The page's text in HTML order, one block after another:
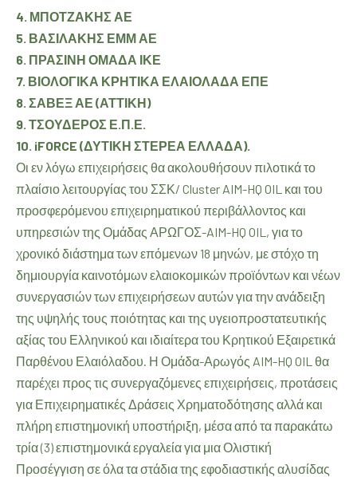
4. ΜΠΟΤΖΑΚΗΣ ΑΕ
5. ΒΑΣΙΛΑΚΗΣ ΕΜΜ ΑΕ
6. ΠΡΑΣΙΝΗ ΟΜΑΔΑ ΙΚΕ
7. ΒΙΟΛΟΓΙΚΑ ΚΡΗΤΙΚΑ ΕΛΑΙΟΛΑΔΑ ΕΠΕ
8. ΣΑΒΕΞ ΑΕ (ΑΤΤΙΚΗ)
9. ΤΣΟΥΔΕΡΟΣ Ε.Π.Ε.
10. iFORCE (ΔΥΤΙΚΗ ΣΤΕΡΕΑ ΕΛΛΑΔΑ).
Οι εν λόγω επιχειρήσεις θα ακολουθήσουν πιλοτικά το
πλαίσιο λειτουργίας του ΣΣΚ/ Cluster AIM-HQ OIL και του
προσφερόμενου επιχειρηματικού περιβάλλοντος και
υπηρεσιών της Ομάδας ΑΡΩΓΟΣ-AIM-HQ OIL, για το
χρονικό διάστημα των επόμενων 18 μηνών, με στόχο τη
δημιουργία καινοτόμων ελαιοκομικών προϊόντων και νέων
συνεργασιών των επιχειρήσεων αυτών για την ανάδειξη
της υψηλής τους ποιότητας και της υγειοπροστατευτικής
αξίας του Ελληνικού και ιδιαίτερα του Κρητικού Εξαιρετικά
Παρθένου Ελαιόλαδου. Η Ομάδα-Αρωγός AIM-HQ OIL θα
παρέχει προς τις συνεργαζόμενες επιχειρήσεις, προτάσεις
για Επιχειρηματικές Δράσεις Χρηματοδότησης αλλά και
πλήρη επιστημονική υποστήριξη, μέσα από τα παρακάτω
τρία (3) επιστημονικά εργαλεία για μια Ολιστική
Προσέγγιση σε όλα τα στάδια της εφοδιαστικής αλυσίδας